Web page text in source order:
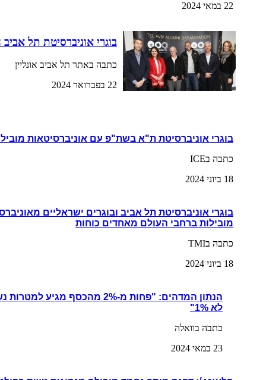
22 במאי 2024
בוגרי אוניברסיטת תל
כתבה באתר תל אביב אונליין
22 בפברואר 2024
בוגרי אוניברסיטת ת"א בשת"פ עם אוניברסיטאות
כתבה בICE
18 ביוני 2024
בוגרי אוניברסיטת תל אביב ובוגרים ישראליים
מובילות ברחבי העולם מאחדים כוחות
כתבה בTMI
18 ביוני 2024
הנתון המדהים: "פחות מ-2% מהכסף
לא 1%"
כתבה בוואלה
23 במאי 2024